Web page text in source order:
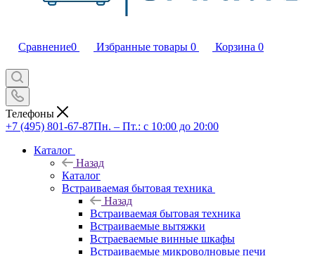
Сравнение0 Избранные товары 0 Корзина 0
Телефоны
+7 (495) 801-67-87Пн. – Пт.: с 10:00 до 20:00
Каталог
Назад
Каталог
Встраиваемая бытовая техника
Назад
Встраиваемая бытовая техника
Встраиваемые вытяжки
Встраеваемые винные шкафы
Встраиваемые микроволновые печи